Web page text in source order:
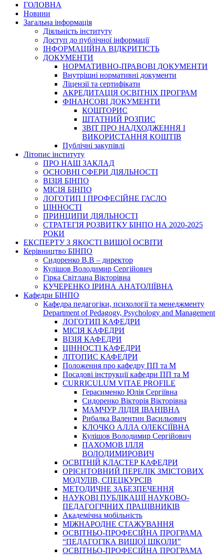
ГОЛОВНА
Новини
Загальна інформація
Діяльність інституту
Доступ до публічної інформації
ІНФОРМАЦІЙНА ВІДКРИТІСТЬ
ДОКУМЕНТИ
НОРМАТИВНО-ПРАВОВІ ДОКУМЕНТИ
Внутрішні нормативні документи
Ліцензії та сертифікати
АКРЕДИТАЦІЯ ОСВІТНІХ ПРОГРАМ
ФІНАНСОВІ ДОКУМЕНТИ
КОШТОРИС
ШТАТНИЙ РОЗПИС
ЗВІТ ПРО НАДХОДЖЕННЯ І
ВИКОРИСТАННЯ КОШТІВ
Публічні закупівлі
Літопис інституту
ПРО НАШ ЗАКЛАД
ОСНОВНІ СФЕРИ ДІЯЛЬНОСТІ
ВІЗІЯ БІНПО
МІСІЯ БІНПО
ЛОГОТИП І ПРОФЕСІЙНЕ ГАСЛО
ЦІННОСТІ
ПРИНЦИПИ ДІЯЛЬНОСТІ
СТРАТЕГІЯ РОЗВИТКУ БІНПО НА 2020-2025
РОКИ
ЕКСПЕРТУ З ЯКОСТІ ВИЩОЇ ОСВІТИ
Керівництво БІНПО
Сидоренко В.В – директор
Кулішов Володимир Сергійович
Гірка Світлана Вікторівна
КУЧЕРЕНКО ІРИНА АНАТОЛІЇВНА
Кафедри БІНПО
Кафедра педагогіки, психології та менеджменту
Department of Pedagogy, Psychology and Management
ЛОГОТИП КАФЕДРИ
МІСІЯ КАФЕДРИ
ВІЗІЯ КАФЕДРИ
ЦІННОСТІ КАФЕДРИ
ЛІТОПИС КАФЕДРИ
Положення про кафедру ПП та М
Посадові інструкції кафедри ПП та М
CURRICULUM VITAE PROFILE
Герасименко Юлія Сергіївна
Сидоренко Вікторія Вікторівна
МАМЧУР ЛІДІЯ ІВАНІВНА
Рибалка Валентин Васильович
КЛОЧКО АЛЛА ОЛЕКСІЇВНА
Кулішов Володимир Сергійович
ПАХОМОВ ІЛЛЯ
ВОЛОДИМИРОВИЧ
ОСВІТНІЙ КЛАСТЕР КАФЕДРИ
ОРІЄНТОВНИЙ ПЕРЕЛІК ЗМІСТОВИХ
МОДУЛІВ, СПЕЦКУРСІВ
МЕТОДИЧНЕ ЗАБЕЗПЕЧЕННЯ
НАУКОВІ ПУБЛІКАЦІЇ НАУКОВО-
ПЕДАГОГІЧНИХ ПРАЦІВНИКІВ
Академічна мобільність
МІЖНАРОДНЕ СТАЖУВАННЯ
ОСВІТНЬО-ПРОФЕСІЙНА ПРОГРАМА
“ПЕДАГОГІКА ВИЩОЇ ШКОЛИ”
ОСВІТНЬО-ПРОФЕСІЙНА ПРОГРАМА